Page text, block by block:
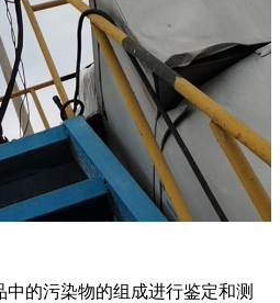
的污染物的组成进行鉴定和测